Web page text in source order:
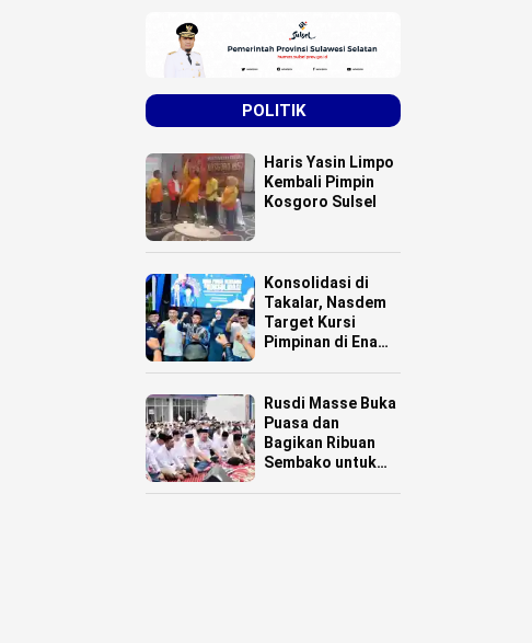
POLITIK
Haris Yasin Limpo
Kembali Pimpin
Kosgoro Sulsel
Konsolidasi di
Takalar, Nasdem
Target Kursi
Pimpinan di Enam
Rusdi Masse Buka
Puasa dan
Bagikan Ribuan
Sembako untuk